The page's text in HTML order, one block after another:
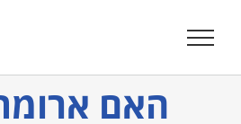
לתוכן
האם